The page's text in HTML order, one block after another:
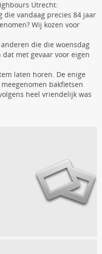
Utrecht:
die vandaag precies 84 jaar
Wij kozen voor
die die woensdag
met gevaar voor eigen
laten horen. De enige
bakfietsen
heel vriendelijk was